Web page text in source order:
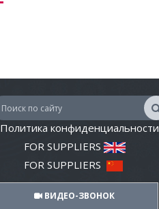
Политика конфиденциальности
FOR SUPPLIERS
FOR SUPPLIERS
ВИДЕО-ЗВОНОК